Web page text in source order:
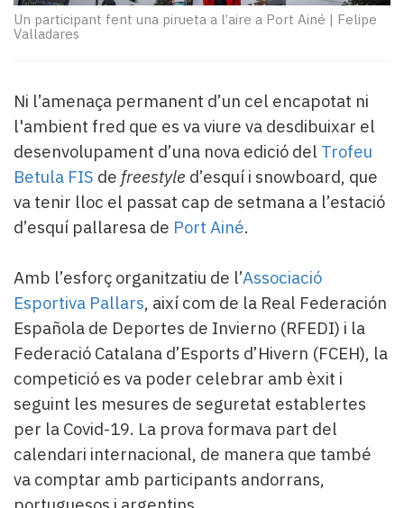
Subscriptors
La
Contingut
patrocinat
Lo
més
llegit...
Editorial
Un participant fent una pirueta a l’aire a Port Ainé | Felipe
Valladares
Ni l’amenaça permanent d’un cel encapotat ni
l'ambient fred que es va viure va desdibuixar el
desenvolupament d’una nova edició del Trofeu
Betula FIS de freestyle d’esquí i snowboard, que
va tenir lloc el passat cap de setmana a l’estació
d’esquí pallaresa de Port Ainé.
Amb l’esforç organitzatiu de l’Associació
Esportiva Pallars, així com de la Real Federación
Española de Deportes de Invierno (RFEDI) i la
Federació Catalana d’Esports d’Hivern (FCEH), la
competició es va poder celebrar amb èxit i
seguint les mesures de seguretat establertes
per la Covid-19. La prova formava part del
calendari internacional, de manera que també
va comptar amb participants andorrans,